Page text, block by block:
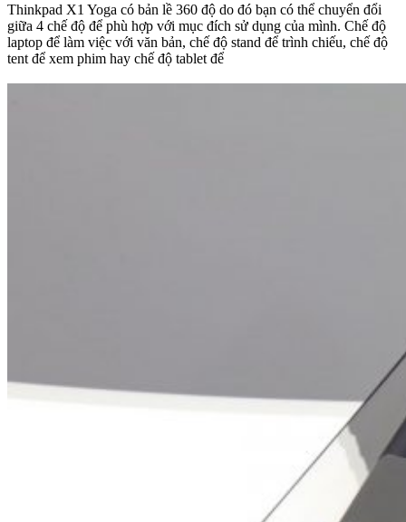
Thinkpad X1 Yoga có bản lề 360 độ do đó bạn có thể chuyển đổi
giữa 4 chế độ để phù hợp với mục đích sử dụng của mình. Chế độ
laptop để làm việc với văn bản, chế độ stand để trình chiếu, chế độ
tent để xem phim hay chế độ tablet để